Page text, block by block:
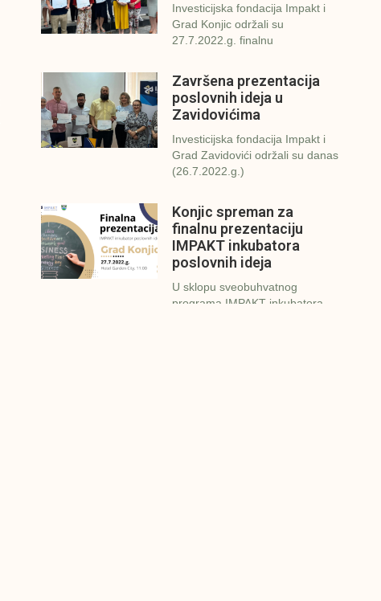
Investicijska fondacija Impakt i
Grad Konjic održali su
27.7.2022.g. finalnu
Završena prezentacija
poslovnih ideja u
Zavidovićima
Investicijska fondacija Impakt i
Grad Zavidovići održali su danas
(26.7.2022.g.)
Konjic spreman za
finalnu prezentaciju
IMPAKT inkubatora
poslovnih ideja
U sklopu sveobuhvatnog
programa IMPAKT inkubatora